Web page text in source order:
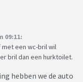
09:11:
een wc-bril wil
bril dan een hurktoilet.
hebben we de auto